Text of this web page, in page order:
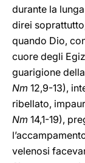
durante la
direi
quando Dio,
cuore degli
guarigione
Nm 12,9-13),
ribellato,
Nm 14,1-19),
velenosi